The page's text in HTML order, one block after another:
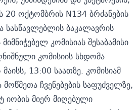
ოქტომბრის N134 ბრძანების
სასწავლებლის ბაკალავრის
კომისიას შესაბამისი
კომისიის სხდომა
13:00 საათზე. კომისიამ
ჩვენებების საფუძველზე,
მიერ მიღებული